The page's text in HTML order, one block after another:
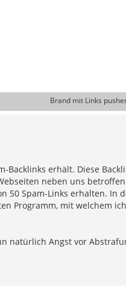
Brand mit Links
Backlinks erhält. Diese
neben uns
Spam-Links erhalten. In
Programm, mit welchem
natürlich Angst vor